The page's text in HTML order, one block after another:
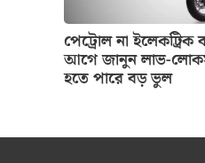
পেট্রোল না ইলেকট্রিক
আগে জানুন লাভ-
হতে পারে বড় ভুল